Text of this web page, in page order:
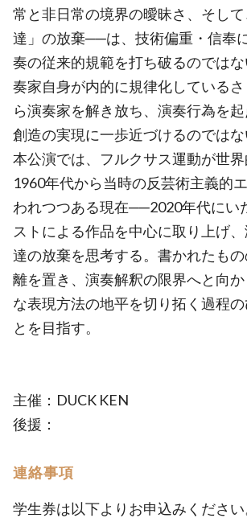
常と非日常の境界の曖昧さ、そし
達」の放棄──は、技術偏重・信奉
奏の従来的規範を打ち破るのでは
奏家自身が内的に規律化している
ら演奏家を解き放ち、演奏行為を
創造の実現に一歩近づけるのではな
本公演では、フルクサス運動が世
1960年代から当時の反芸術主義的
われつつある現在──2020年代にい
ストによる作品を中心に取り上げ
達の放棄を思考する。書かれたも
離を置き、演奏解釈の限界へと向
な表現方法の地平を切り拓く過程
とを目指す。
主催：DUCK KEN
後援：
連絡事項
学生券は以下よりお申込みください